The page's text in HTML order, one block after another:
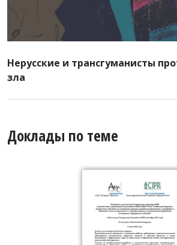
Нерусские и трансгуманисты
зла
Доклады по теме